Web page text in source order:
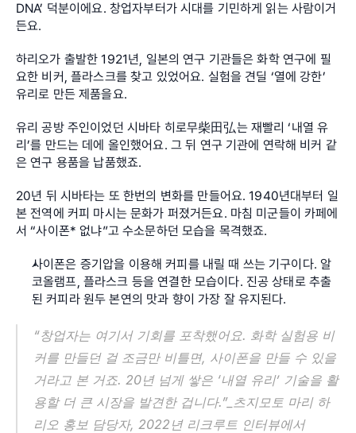
DNA’ 덕분이에요. 창업자부터가 시대를 기민하게 읽는 사람이거
든요.
하리오가 출발한 1921년, 일본의 연구 기관들은 화학 연구에 필
요한 비커, 플라스크를 찾고 있었어요. 실험을 견딜 ‘열에 강한’
유리로 만든 제품을요.
유리 공방 주인이었던 시바타 히로무柴田弘는 재빨리 ‘내열 유
리’를 만드는 데에 올인했어요. 그 뒤 연구 기관에 연락해 비커 같
은 연구 용품을 납품했죠.
20년 뒤 시바타는 또 한번의 변화를 만들어요. 1940년대부터 일
본 전역에 커피 마시는 문화가 퍼졌거든요. 마침 미군들이 카페에
서 “사이폰* 없냐”고 수소문하던 모습을 목격했죠.
사이폰은 증기압을 이용해 커피를 내릴 때 쓰는 기구이다. 알
코올램프, 플라스크 등을 연결한 모습이다. 진공 상태로 추출
된 커피라 원두 본연의 맛과 향이 가장 잘 유지된다.
“창업자는 여기서 기회를 포착했어요. 화학 실험용 비
커를 만들던 걸 조금만 비틀면, 사이폰을 만들 수 있을
거라고 본 거죠. 20년 넘게 쌓은 ‘내열 유리’ 기술을 활
용할 더 큰 시장을 발견한 겁니다.”_츠지모토 마리 하
리오 홍보 담당자, 2022년 리크루트 인터뷰에서